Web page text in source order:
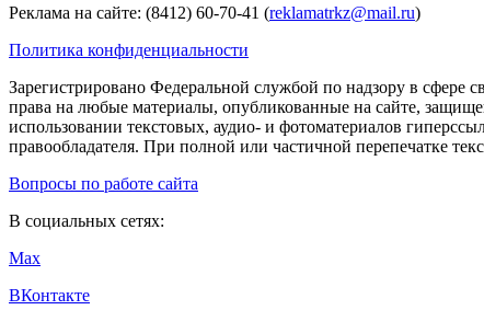
Реклама на сайте: (8412) 60-70-41 (reklamatrkz@mail.ru)
Политика конфиденциальности
Зарегистрировано Федеральной службой по надзору в
права на любые материалы, опубликованные на сайте,
использовании текстовых, аудио- и фотоматериалов
правообладателя. При полной или частичной перепечатке
Вопросы по работе сайта
В социальных сетях:
Max
ВКонтакте